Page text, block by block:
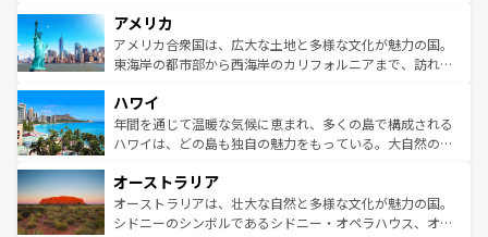
ンツ一覧を参照してほしい。
の建物がそのまま残る町や、スイスならではのユニークな
博物館もあり、アルプス観光だけでなく町歩きも満喫する
ことができる。国民の所得が高いため物価も高いが、旅行
ば市内交通費無料で観光を楽しむこともできる。 なお、新
着のスイス情報はコンテンツ一覧 を参照してほしい。
アメリカ
アメリカ合衆国は、広大な土地と多様な文化が魅力の国。
東海岸の都市部から西海岸のカリフォルニアまで、訪れる
のような巨大都市は、観光、ショッピング、エンターテイ
ンメントが詰まった刺激的なスポットだ。一方、アメリカ
西部には大自然が広がり、グランドキャニオンやイエロー
部のニューオーリンズでは、音楽と美食が融合した独特の
文化が魅力。旅行者はアメリカの各地域で異なる魅力を楽
しみながら、その多様性と豊かな歴史を感じることができ
ハワイ
年間を通じて温暖な気候に恵まれ、多くの島で構成される
ハワイは、どの島も独自の魅力をもっている。大自然の神
ワイ島は見逃せない。また、定番の観光地といえばオアフ
島だが、静かな自然を求めるならマウイ島やカウアイ島が
おすすめ。エメラルドグリーンに輝く海をはじめ、豊かな
オーストラリア
オーストラリアは、壮大な自然と多様な文化が魅力の国。
シドニーのシンボルであるシドニー・オペラハウス、オー